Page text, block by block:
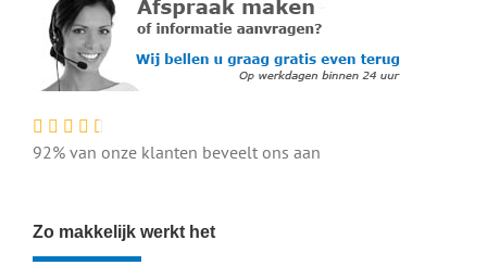
92% van onze klanten beveelt ons aan
Zo makkelijk werkt het